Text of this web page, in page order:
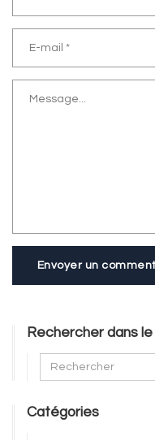
Envoyer un
Rechercher dans
Catégories